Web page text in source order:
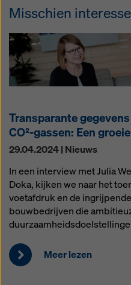
Misschien
Transparante
CO²-gassen: Een
29.04.2024 | Nieuws
In een interview met Julia
Doka, kijken we naar het
voetafdruk en de
bouwbedrijven die
Meer lezen